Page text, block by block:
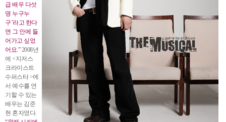
급 배우 다섯
명 누구누
구’라고 한다
면 그 안에 들
어가고 싶었
어요.”2008년
에 <지저스
크라이스트
수퍼스타 >에
서 예수를 연
기할 수 있는
배우는 김준
현 혼자였다.